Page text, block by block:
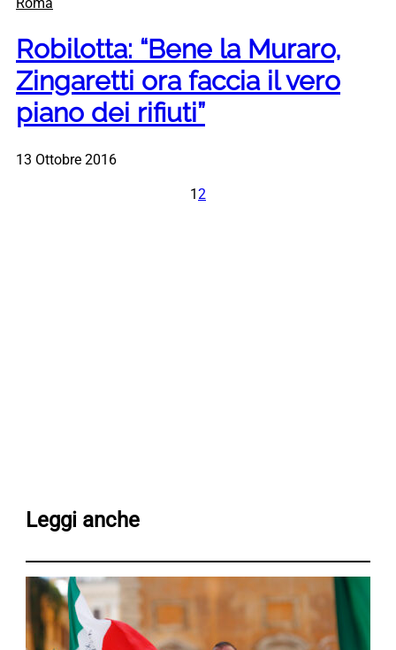
Roma
Robilotta: “Bene la Muraro,
Zingaretti ora faccia il vero
piano dei rifiuti”
13 Ottobre 2016
1 2
Leggi anche